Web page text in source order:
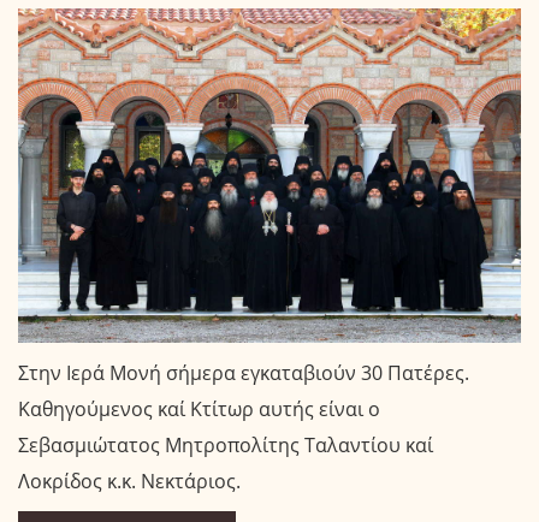
Στην Ιερά Μονή σήμερα εγκαταβιούν 30 Πατέρες.
Καθηγούμενος καί Κτίτωρ αυτής είναι ο
Σεβασμιώτατος Μητροπολίτης Ταλαντίου καί
Λοκρίδος κ.κ. Νεκτάριος.